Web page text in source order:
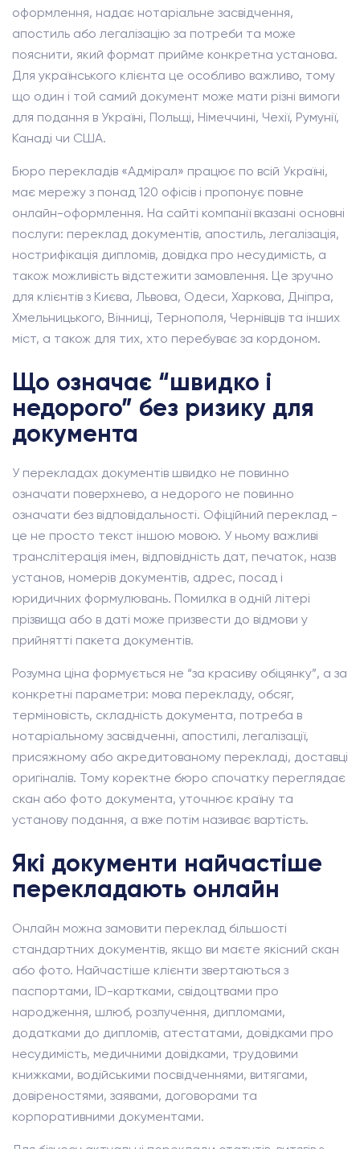
оформлення, надає нотаріальне засвідчення,
апостиль або легалізацію за потреби та може
пояснити, який формат прийме конкретна установа.
Для українського клієнта це особливо важливо, тому
що один і той самий документ може мати різні вимоги
для подання в Україні, Польщі, Німеччині, Чехії, Румунії,
Канаді чи США.
Бюро перекладів «Адмірал» працює по всій Україні,
має мережу з понад 120 офісів і пропонує повне
онлайн-оформлення. На сайті компанії вказані основні
послуги: переклад документів, апостиль, легалізація,
нострифікація дипломів, довідка про несудимість, а
також можливість відстежити замовлення. Це зручно
для клієнтів з Києва, Львова, Одеси, Харкова, Дніпра,
Хмельницького, Вінниці, Тернополя, Чернівців та інших
міст, а також для тих, хто перебуває за кордоном.
Що означає “швидко і
недорого” без ризику для
документа
У перекладах документів швидко не повинно
означати поверхнево, а недорого не повинно
означати без відповідальності. Офіційний переклад -
це не просто текст іншою мовою. У ньому важливі
транслітерація імен, відповідність дат, печаток, назв
установ, номерів документів, адрес, посад і
юридичних формулювань. Помилка в одній літері
прізвища або в даті може призвести до відмови у
прийнятті пакета документів.
Розумна ціна формується не “за красиву обіцянку”, а за
конкретні параметри: мова перекладу, обсяг,
терміновість, складність документа, потреба в
нотаріальному засвідченні, апостилі, легалізації,
присяжному або акредитованому перекладі, доставці
оригіналів. Тому коректне бюро спочатку переглядає
скан або фото документа, уточнює країну та
установу подання, а вже потім називає вартість.
Які документи найчастіше
перекладають онлайн
Онлайн можна замовити переклад більшості
стандартних документів, якщо ви маєте якісний скан
або фото. Найчастіше клієнти звертаються з
паспортами, ID-картками, свідоцтвами про
народження, шлюб, розлучення, дипломами,
додатками до дипломів, атестатами, довідками про
несудимість, медичними довідками, трудовими
книжками, водійськими посвідченнями, витягами,
довіреностями, заявами, договорами та
корпоративними документами.